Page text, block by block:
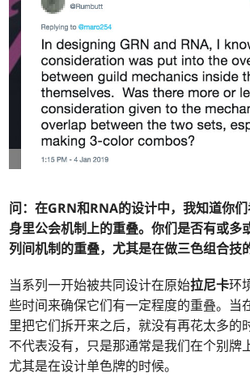
问：在GRN和RNA的设计中，我知道你
身里公会机制上的重叠。你们是否有或多
列间机制的重叠，尤其是在做三色组合技
当系列一开始被共同设计在原始拉尼卡环
些时间来确保它们有一定程度的重叠。当
里把它们拆开来之后，就没有再花太多的
不代表没有，只是那通常是我们在个别牌
尤其是在设计单色牌的时候。